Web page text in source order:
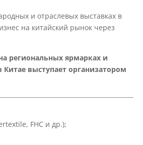
и отраслевых выставках в
на китайский рынок через
региональных ярмарках и
Китае выступает организатором
FHC и др.);